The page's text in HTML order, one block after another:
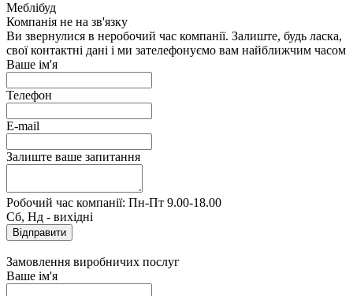
Меблібуд
Компанія не на зв'язку
Ви звернулися в неробочий час компанії. Залиште, будь ласка,
свої контактні дані і ми зателефонуємо вам найближчим часом
Ваше ім'я
Телефон
E-mail
Залиште ваше запитання
Робочий час компанії: Пн-Пт 9.00-18.00
Сб, Нд - вихідні
Замовлення виробничих послуг
Ваше ім'я